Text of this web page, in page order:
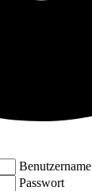
Benutzername
Passwort